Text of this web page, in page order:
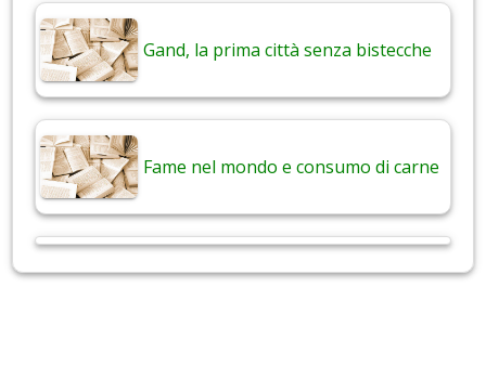
Gand, la prima città senza bistecche
Fame nel mondo e consumo di carne